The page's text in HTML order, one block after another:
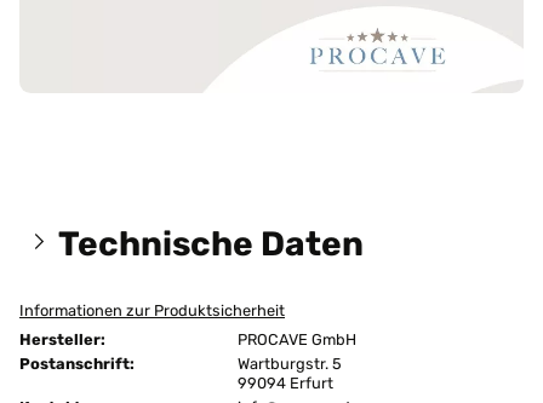
Technische Daten
Größen: 140x200 cm
1. Wäsche: 30 °C
Informationen zur Produktsicherheit
Hersteller:
PROCAVE GmbH
Postanschrift:
Wartburgstr. 5
99094 Erfurt